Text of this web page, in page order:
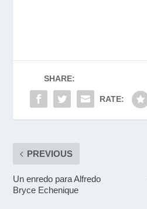
SHARE:
RATE:
PREVIOUS
Un enredo para Alfredo
Bryce Echenique